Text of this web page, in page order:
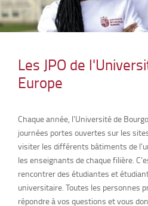
Les JPO de
Europe
Chaque année, l’Université de
journées portes ouvertes sur les sites
visiter les différents bâtiments de
les enseignants de chaque filière.
rencontrer des étudiantes et
universitaire. Toutes les personnes
répondre à vos questions et vous